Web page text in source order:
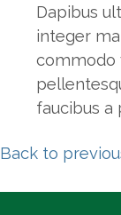
Dapibus
integer
commodo
faucibus
Back to